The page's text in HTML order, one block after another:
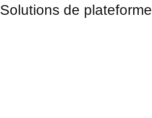
Solutions de plateforme